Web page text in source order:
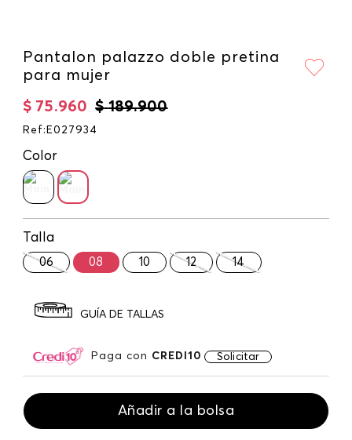
Pantalon palazzo doble pretina
para mujer
$ 189.900
$ 75.960
Ref : E027934
Color
Talla
06 08 10 12 14
GUÍA DE TALLAS
Paga con CREDI10 Solicitar
Añadir a la bolsa